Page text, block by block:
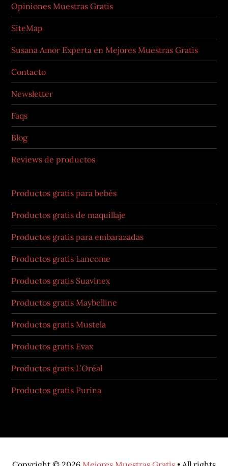
Opiniones Muestras Gratis
SiteMap
Susana Amor Experta en Mejores Muestras Gratis
Contacto
Newsletter
Faqs
Blog
Reviews de productos
Productos gratis para bebés
Productos gratis de maquillaje
Productos gratis para embarazadas
Productos gratis Lancome
Productos gratis Suavinex
Productos gratis Maybelline
Productos gratis Mustela
Productos gratis Evax
Productos gratis L’Oréal
Productos gratis Purina